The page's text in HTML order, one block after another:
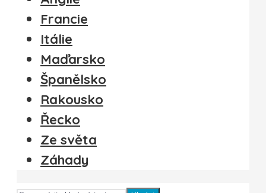
Francie
Itálie
Maďarsko
Španělsko
Rakousko
Řecko
Ze světa
Záhady